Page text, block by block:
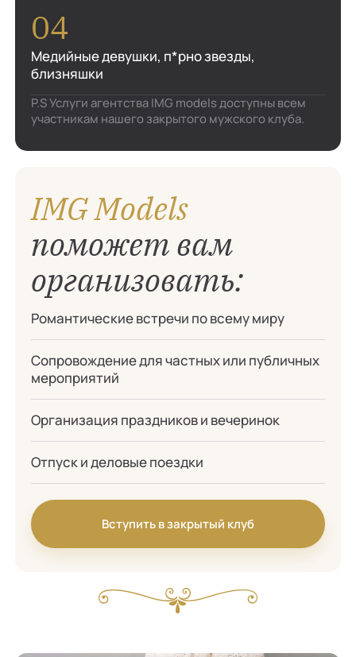
IMG Models
поможет вам
организовать:
Романтические встречи по всему миру
Сопровождение для частных или публичных
мероприятий
Организация праздников и вечеринок
Отпуск и деловые поездки
Вступить в закрытый клуб
Медийные девушки, п*рно звезды,
близняшки
P.S Услуги агентства IMG models доступны всем
участникам нашего закрытого мужского клуба.